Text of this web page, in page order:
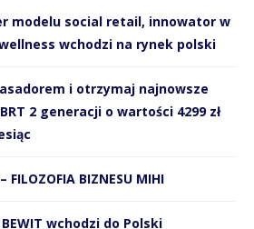
modelu social retail, innowator w
wchodzi na rynek polski
i otrzymaj najnowsze
2 generacji o wartości 4299 zł
FILOZOFIA BIZNESU MIHI
wchodzi do Polski